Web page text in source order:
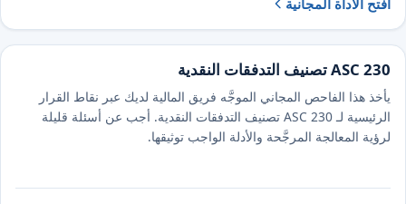
افتح الأداة المجانية
ASC 230 تصنيف التدفقات النقدية
يأخذ هذا الفاحص المجاني الموجَّه فريق المالية لديك عبر نقاط القرار
الرئيسية لـ ASC 230 تصنيف التدفقات النقدية. أجب عن أسئلة قليلة
لرؤية المعالجة المرجَّحة والأدلة الواجب توثيقها.